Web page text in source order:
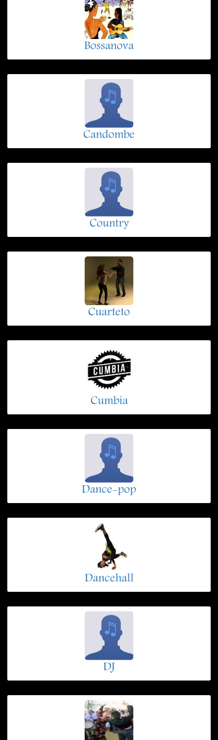
Bossanova
Candombe
Country
Cuarteto
Cumbia
Dance-pop
Dancehall
DJ